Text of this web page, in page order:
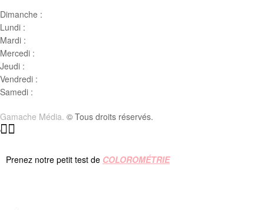
Dimanche :
Lundi :
Mardi :
Mercedi :
Jeudi :
Vendredi :
Samedi :
Gamache Média. © Tous droits réservés.
Prenez notre petit test de COLOROMÉTRIE